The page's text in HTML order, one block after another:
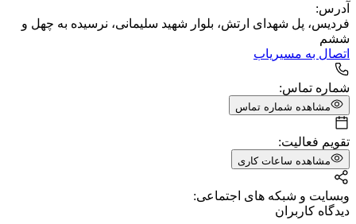
آدرس:
فردیس، پل شهدای ارتش، بلوار شهید سلیمانی، نرسیده به چهل و
ششم
اتصال به مسیریاب
شماره تماس:
مشاهده شماره تماس
تقویم فعالیت:
مشاهده ساعات کاری
وبسایت و شبکه های اجتماعی:
دیدگاه کاربران